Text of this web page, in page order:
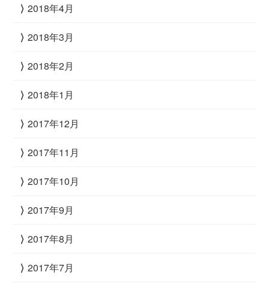
2018年4月
2018年3月
2018年2月
2018年1月
2017年12月
2017年11月
2017年10月
2017年9月
2017年8月
2017年7月